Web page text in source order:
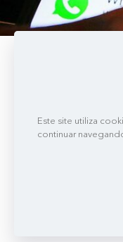
WhatsApp: mandar
Leny Kirillos explica que
receptor pode entender
Este site utiliza
continuar